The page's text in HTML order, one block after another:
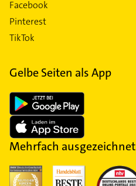
Facebook
Pinterest
TikTok
Gelbe Seiten als App
Mehrfach ausgezeichnet